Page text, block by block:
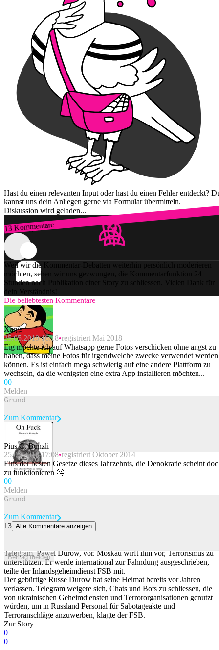
Hast du einen relevanten Input oder hast du einen Fehler entdeckt?
kannst uns dein Anliegen gerne via Formular übermitteln.
Diskussion wird geladen...
13 Kommentare
Zum Login
Weil wir die Kommentar-Debatten weiterhin persönlich moderieren
möchten, sehen wir uns gezwungen, die Kommentarfunktion 24
Stunden nach Publikation einer Story zu schliessen. Vielen Dank für
dein Verständnis!
Die beliebtesten Kommentare
Xargs
25.05.2018 16:18 registriert Mai 2018
Eig möchte ich auf Whatsapp gerne Fotos verschicken ohne angst zu
haben, dass meine Fotos für irgendwelche zwecke verwendet werden
können. Es ist einfach mega schwierig auf eine andere Plattform zu
wechseln, da die wenigsten eine extra App installieren möchten...
00
Melden
Beitrag melden
Zum Kommentar
Pius C. Bünzli
25.05.2018 17:08 registriert Oktober 2014
Eins der besten Gesetze dieses Jahrzehnts, die Denokratie scheint
zu funktionieren 🤔
00
Melden
Beitrag melden
Zum Kommentar
13 Alle Kommentare anzeigen
Telegram, Pawel Durow, vor. Moskau wirft ihm vor, Terrorismus zu
unterstützen. Er werde international zur Fahndung ausgeschrieben,
teilte der Inlandsgeheimdienst FSB mit.
Der gebürtige Russe Durow hat seine Heimat bereits vor Jahren
verlassen. Telegram weigere sich, Chats und Bots zu schliessen, die
von ukrainischen Geheimdiensten und Terrororganisationen genutzt
würden, um in Russland Personal für Sabotageakte und
Terroranschläge anzuwerben, klagte der FSB.
Zur Story
0
0